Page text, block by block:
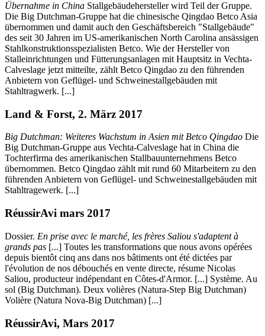
Übernahme in China Stallgebäudehersteller wird Teil der Gruppe.
Die Big Dutchman-Gruppe hat die chinesische Qingdao Betco Asia
übernommen und damit auch den Geschäftsbereich "Stallgebäude"
des seit 30 Jahren im US-amerikanischen North Carolina ansässigen
Stahlkonstruktionsspezialisten Betco. Wie der Hersteller von
Stalleinrichtungen und Fütterungsanlagen mit Hauptsitz in Vechta-
Calveslage jetzt mitteilte, zählt Betco Qingdao zu den führenden
Anbietern von Geflügel- und Schweinestallgebäuden mit
Stahltragwerk. [...]
Land & Forst, 2. März 2017
Big Dutchman: Weiteres Wachstum in Asien mit Betco Qingdao Die
Big Dutchman-Gruppe aus Vechta-Calveslage hat in China die
Tochterfirma des amerikanischen Stallbauunternehmens Betco
übernommen. Betco Qingdao zählt mit rund 60 Mitarbeitern zu den
führenden Anbietern von Geflügel- und Schweinestallgebäuden mit
Stahltragewerk. [...]
RéussirAvi mars 2017
Dossier. En prise avec le marché, les frères Saliou s'adaptent à
grands pas [...] Toutes les transformations que nous avons opérées
depuis bientôt cinq ans dans nos bâtiments ont été dictées par
l'évolution de nos débouchés en vente directe, résume Nicolas
Saliou, producteur indépendant en Côtes-d'Armor. [...] Système. Au
sol (Big Dutchman). Deux volières (Natura-Step Big Dutchman)
Volière (Natura Nova-Big Dutchman) [...]
RéussirAvi, Mars 2017